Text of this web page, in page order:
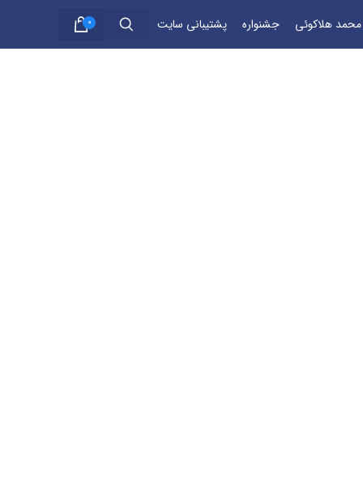
محمد هلاکوئی جشنواره پشتیبانی سایت 0